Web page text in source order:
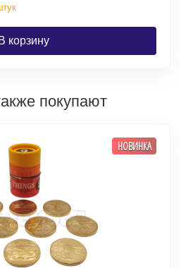
В корзину
покупают
НОВИНКА